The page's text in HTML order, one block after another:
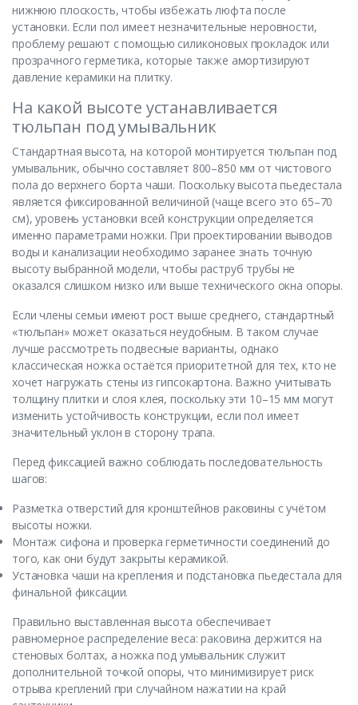
нижнюю плоскость, чтобы избежать люфта после
установки. Если пол имеет незначительные неровности,
проблему решают с помощью силиконовых прокладок или
прозрачного герметика, которые также амортизируют
давление керамики на плитку.
На какой высоте устанавливается
тюльпан под умывальник
Стандартная высота, на которой монтируется тюльпан под
умывальник, обычно составляет 800–850 мм от чистового
пола до верхнего борта чаши. Поскольку высота пьедестала
является фиксированной величиной (чаще всего это 65–70
см), уровень установки всей конструкции определяется
именно параметрами ножки. При проектировании выводов
воды и канализации необходимо заранее знать точную
высоту выбранной модели, чтобы раструб трубы не
оказался слишком низко или выше технического окна опоры.
Если члены семьи имеют рост выше среднего, стандартный
«тюльпан» может оказаться неудобным. В таком случае
лучше рассмотреть подвесные варианты, однако
классическая ножка остаётся приоритетной для тех, кто не
хочет нагружать стены из гипсокартона. Важно учитывать
толщину плитки и слоя клея, поскольку эти 10–15 мм могут
изменить устойчивость конструкции, если пол имеет
значительный уклон в сторону трапа.
Перед фиксацией важно соблюдать последовательность
шагов:
Разметка отверстий для кронштейнов раковины с учётом
высоты ножки.
Монтаж сифона и проверка герметичности соединений до
того, как они будут закрыты керамикой.
Установка чаши на крепления и подстановка пьедестала для
финальной фиксации.
Правильно выставленная высота обеспечивает
равномерное распределение веса: раковина держится на
стеновых болтах, а ножка под умывальник служит
дополнительной точкой опоры, что минимизирует риск
отрыва креплений при случайном нажатии на край